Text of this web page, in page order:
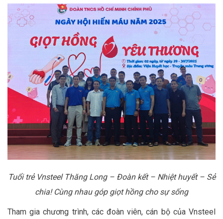
Tuổi trẻ Vnsteel Thăng Long – Đoàn kết – Nhiệt huyết – Sẻ
chia! Cùng nhau góp giọt hồng cho sự sống
Tham gia chương trình, các đoàn viên, cán bộ của Vnsteel